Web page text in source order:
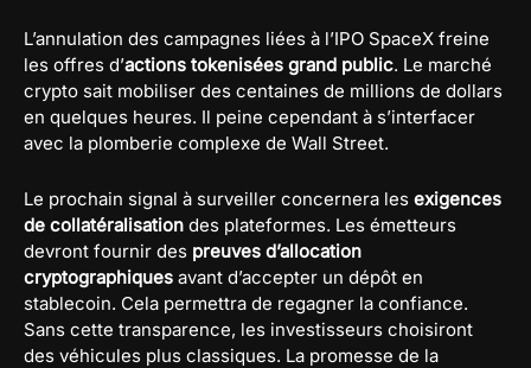
L’annulation des campagnes liées à l’IPO SpaceX freine
les offres d’actions tokenisées grand public. Le marché
crypto sait mobiliser des centaines de millions de dollars
en quelques heures. Il peine cependant à s’interfacer
avec la plomberie complexe de Wall Street.
Le prochain signal à surveiller concernera les exigences
de collatéralisation des plateformes. Les émetteurs
devront fournir des preuves d’allocation
cryptographiques avant d’accepter un dépôt en
stablecoin. Cela permettra de regagner la confiance.
Sans cette transparence, les investisseurs choisiront
des véhicules plus classiques. La promesse de la